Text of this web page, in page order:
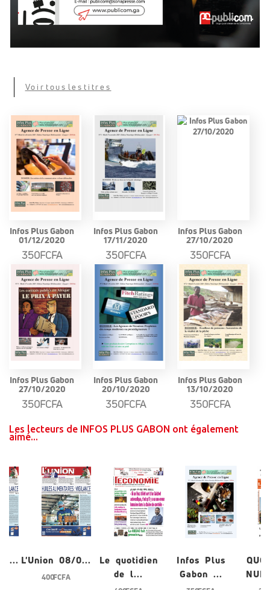
Voir tous les titres
Infos Plus Gabon
01/12/2020
350FCFA
Infos Plus Gabon
17/11/2020
350FCFA
Infos Plus Gabon
27/10/2020
350FCFA
Infos Plus Gabon
27/10/2020
350FCFA
Infos Plus Gabon
20/10/2020
350FCFA
Infos Plus Gabon
13/10/2020
350FCFA
Les lecteurs de INFOS PLUS GABON ont également
aimé...
0... L'Union 08/0...
400 FCFA
Le quotidien
de l...
Infos Plus
Gabon ...